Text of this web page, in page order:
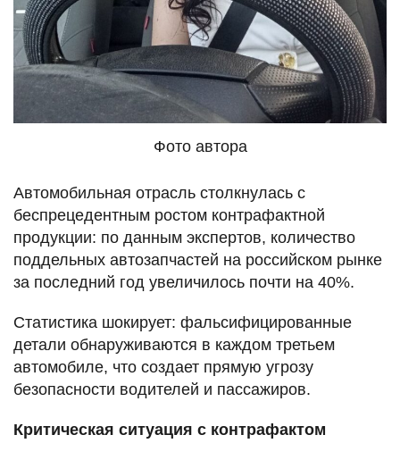
Фото автора
Автомобильная отрасль столкнулась с
беспрецедентным ростом контрафактной
продукции: по данным экспертов, количество
поддельных автозапчастей на российском рынке
за последний год увеличилось почти на 40%.
Статистика шокирует: фальсифицированные
детали обнаруживаются в каждом третьем
автомобиле, что создает прямую угрозу
безопасности водителей и пассажиров.
Критическая ситуация с контрафактом